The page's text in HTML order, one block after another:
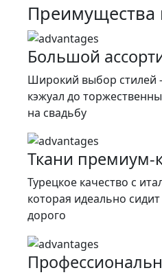
26
900 ₽.
900 ₽.
Преимущества
Большой
Широкий выбор стилей
кэжуал до
на свадьбу
Ткани премиум-
Турецкое качество c
которая идеально
дорого